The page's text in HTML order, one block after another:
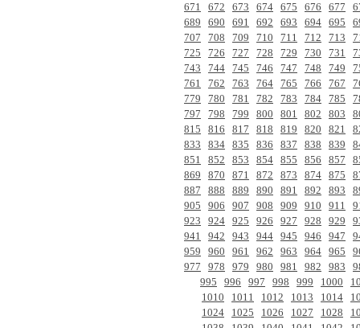
671
672 673 674 675 676 677
689
690 691 692 693 694 695
707
708 709 710 711 712 713
725
726 727 728 729 730 731
743
744 745 746 747 748 749
761
762 763 764 765 766 767
779
780 781 782 783 784 785
797
798 799 800 801 802 803
815
816 817 818 819 820 821
833
834 835 836 837 838 839
851
852 853 854 855 856 857
869
870 871 872 873 874 875
887
888 889 890 891 892 893
905
906 907 908 909 910 911
923
924 925 926 927 928 929
941
942 943 944 945 946 947
959
960 961 962 963 964 965
977
978 979 980 981 982 983
995
996 997 998 999 1000
1010
1011 1012 1013 1014
1024
1025 1026 1027 1028